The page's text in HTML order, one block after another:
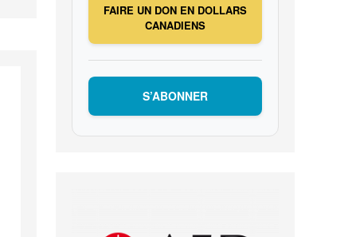
FAIRE UN DON EN DOLLARS
CANADIENS
S’ABONNER